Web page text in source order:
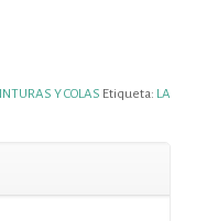
Y COLAS Etiqueta: LA